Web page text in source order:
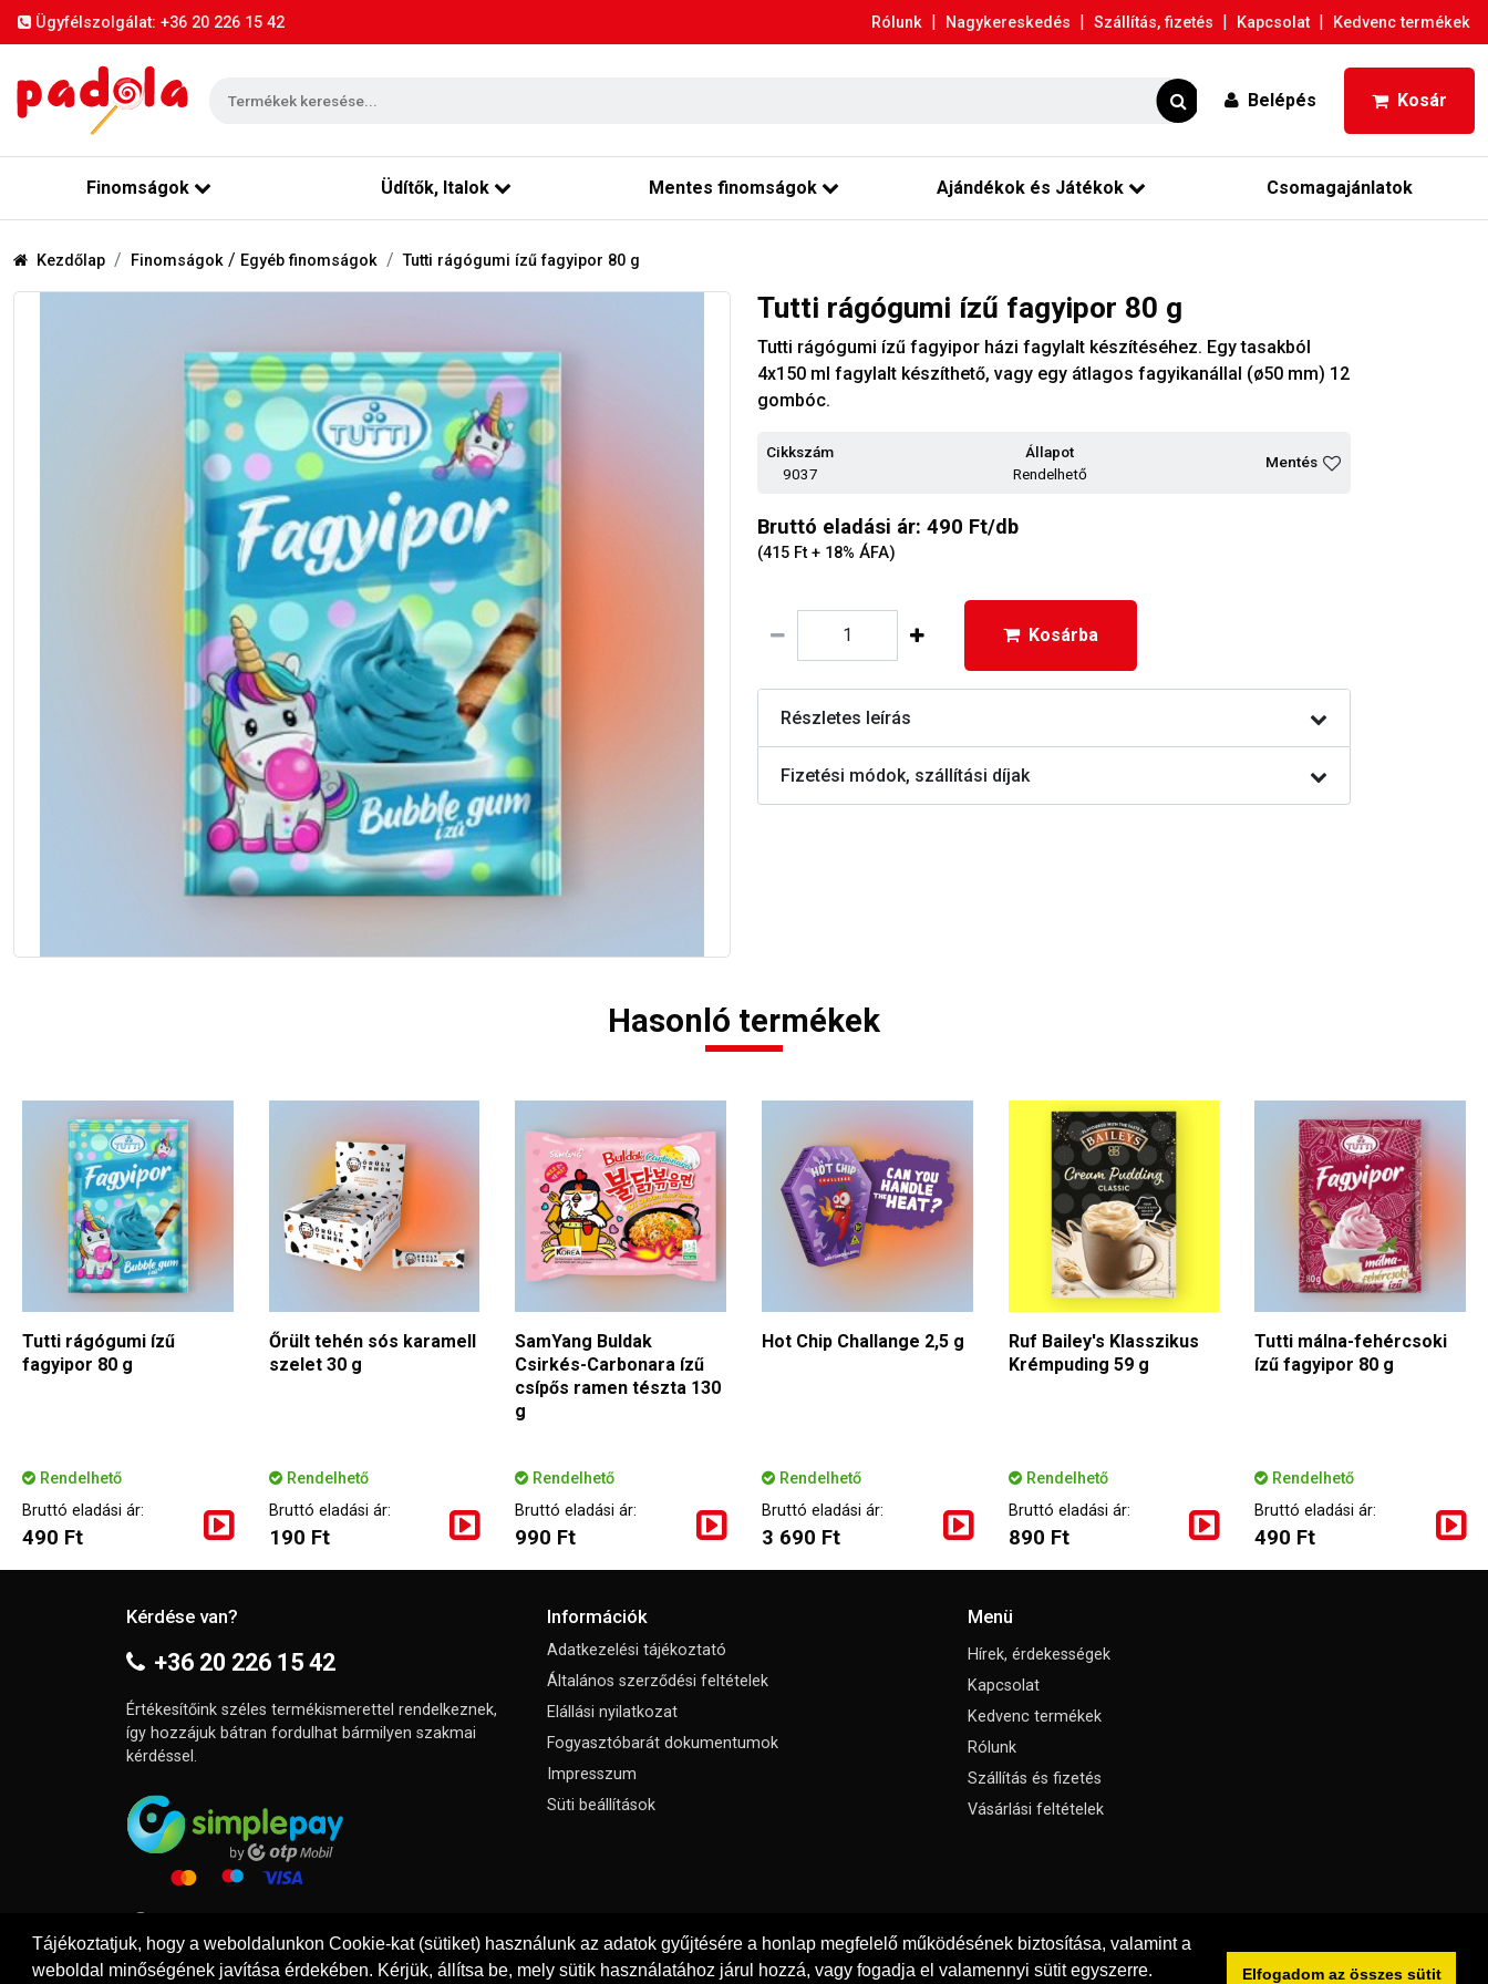
Tájékoztatjuk, hogy a weboldalunkon Cookie-kat (sütiket) használunk az adatok gyűjtésére a honlap megfelelő működésének biztosítása, valamint a
weboldal minőségének javítása érdekében. Kérjük, állítsa be, mely sütik használatához járul hozzá, vagy fogadja el valamennyi sütit egyszerre.
Elfogadom az összes sütit
Ügyfélszolgálat: +36 20 226 15 42 Rólunk | Nagykereskedés | Szállítás, fizetés | Kapcsolat | Kedvenc termékek
Belépés Kosár
Finomságok Üdítők, Italok Mentes finomságok Ajándékok és Játékok Csomagajánlatok
Kezdőlap Finomságok / Egyéb finomságok Tutti rágógumi ízű fagyipor 80 g
Tutti rágógumi ízű fagyipor 80 g
Tutti rágógumi ízű fagyipor házi fagylalt készítéséhez. Egy tasakból
4x150 ml fagylalt készíthető, vagy egy átlagos fagyikanállal (ø50 mm) 12
gombóc.
Cikkszám
9037
Állapot
Rendelhető
Mentés
Bruttó eladási ár: 490 Ft/db
(415 Ft + 18% ÁFA)
Kosárba
Részletes leírás
Fizetési módok, szállítási díjak
Hasonló termékek
Tutti rágógumi ízű
fagyipor 80 g
Rendelhető
Bruttó eladási ár:
490 Ft
Őrült tehén sós karamell
szelet 30 g
Rendelhető
Bruttó eladási ár:
190 Ft
SamYang Buldak
Csirkés-Carbonara ízű
csípős ramen tészta 130
g
Rendelhető
Bruttó eladási ár:
990 Ft
Hot Chip Challange 2,5 g
Rendelhető
Bruttó eladási ár:
3 690 Ft
Ruf Bailey's Klasszikus
Krémpuding 59 g
Rendelhető
Bruttó eladási ár:
890 Ft
Tutti málna-fehércsoki
ízű fagyipor 80 g
Rendelhető
Bruttó eladási ár:
490 Ft
Kérdése van?
+36 20 226 15 42
Értékesítőink széles termékismerettel rendelkeznek,
így hozzájuk bátran fordulhat bármilyen szakmai
kérdéssel.
Információk
Adatkezelési tájékoztató
Általános szerződési feltételek
Elállási nyilatkozat
Fogyasztóbarát dokumentumok
Impresszum
Süti beállítások
Menü
Hírek, érdekességek
Kapcsolat
Kedvenc termékek
Rólunk
Szállítás és fizetés
Vásárlási feltételek
© Copyright 2026Padola Kft.Minden jog fenntartva!